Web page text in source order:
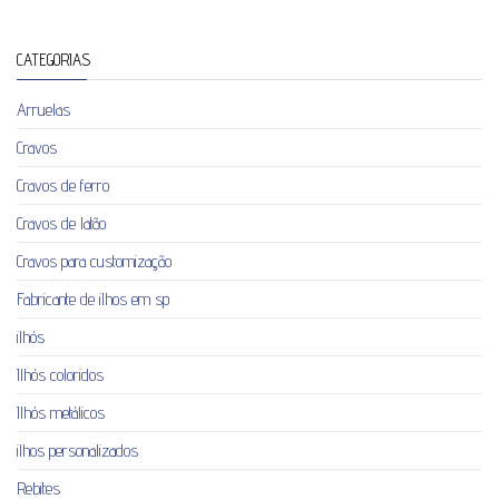
CATEGORIAS
Arruelas
Cravos
Cravos de ferro
Cravos de latão
Cravos para customização
Fabricante de ilhos em sp
ilhós
Ilhós coloridos
Ilhós metálicos
ilhos personalizados
Rebites